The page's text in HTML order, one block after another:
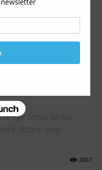
Vijesti
Izazov
29
lige Sanus Motus
sezone ovog
2007